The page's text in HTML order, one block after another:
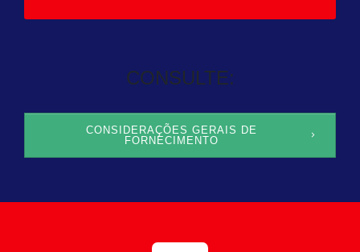
CONSULTE:
CONSIDERAÇÕES GERAIS DE
FORNECIMENTO